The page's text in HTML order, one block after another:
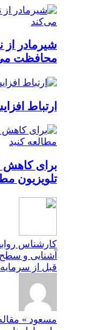
شیرمادر از
محافظت
ارتباط
برای کاهش
تلویزیون
کارشناس
آشنایی و
قبل از
مسعود »